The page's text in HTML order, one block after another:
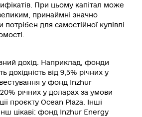
При цьому капітал може
принаймні значно
для самостійної купівлі
дохід. Наприклад, фонди
дохідність від 9,5% річних у
у фонд Inzhur
річних у доларах за умови
проєкту Ocean Plaza. Інші
цікаві: фонд Inzhur Energy